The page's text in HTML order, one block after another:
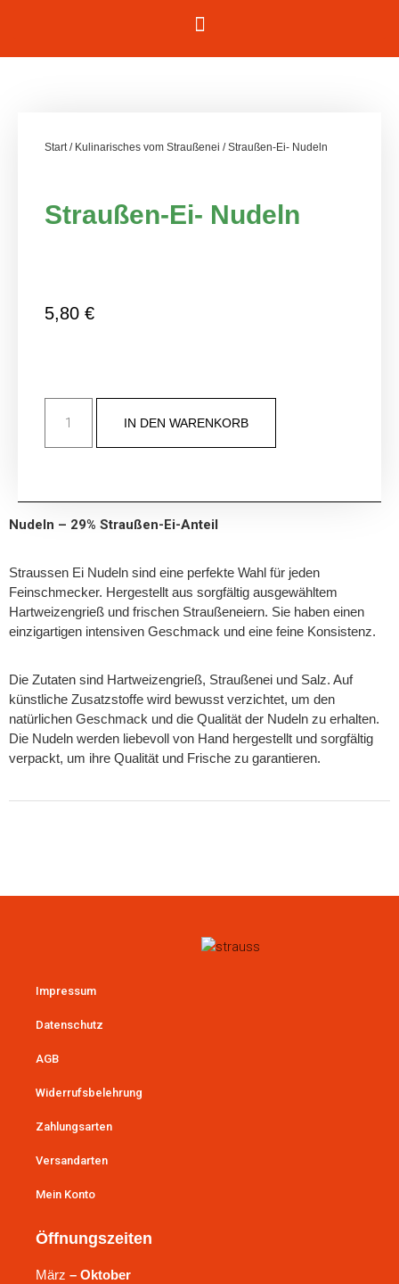
Start/ Kulinarisches vom Straußenei / Straußen-Ei- Nudeln
Straußen-Ei- Nudeln
5,80 €
IN DEN WARENKORB
Nudeln – 29% Straußen-Ei-Anteil
Straussen Ei Nudeln sind eine perfekte Wahl für jeden
Feinschmecker. Hergestellt aus sorgfältig ausgewähltem
Hartweizengrieß und frischen Straußeneiern. Sie haben einen
einzigartigen intensiven Geschmack und eine feine Konsistenz.
Die Zutaten sind Hartweizengrieß, Straußenei und Salz. Auf
künstliche Zusatzstoffe wird bewusst verzichtet, um den
natürlichen Geschmack und die Qualität der Nudeln zu erhalten.
Die Nudeln werden liebevoll von Hand hergestellt und sorgfältig
verpackt, um ihre Qualität und Frische zu garantieren.
Öffnungszeiten
März – Oktober
Impressum
Datenschutz
AGB
Widerrufsbelehrung
Zahlungsarten
Versandarten
Mein Konto